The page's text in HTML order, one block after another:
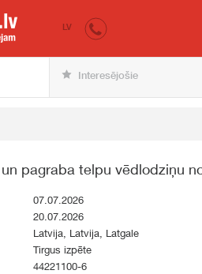
iepirkumi.lv
LV
Interesējošie
pagraba telpu vēdlodziņu
07.07.2026
20.07.2026
Latvija, Latvija, Latgale
Tirgus izpēte
44221100-6